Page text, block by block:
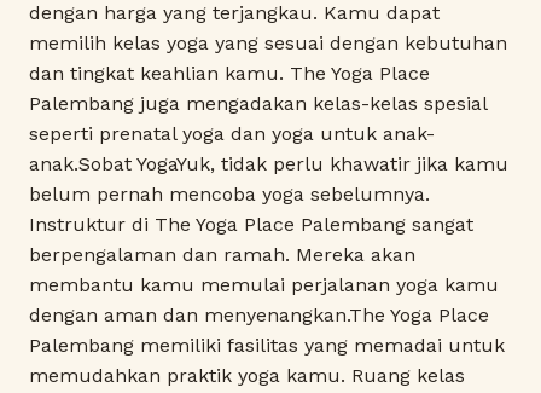
dengan harga yang terjangkau. Kamu dapat
memilih kelas yoga yang sesuai dengan kebutuhan
dan tingkat keahlian kamu. The Yoga Place
Palembang juga mengadakan kelas-kelas spesial
seperti prenatal yoga dan yoga untuk anak-
anak.Sobat YogaYuk, tidak perlu khawatir jika kamu
belum pernah mencoba yoga sebelumnya.
Instruktur di The Yoga Place Palembang sangat
berpengalaman dan ramah. Mereka akan
membantu kamu memulai perjalanan yoga kamu
dengan aman dan menyenangkan.The Yoga Place
Palembang memiliki fasilitas yang memadai untuk
memudahkan praktik yoga kamu. Ruang kelas